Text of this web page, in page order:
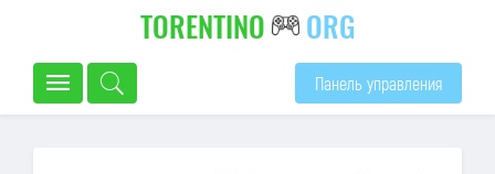
TORENTINO ORG
Панель управления